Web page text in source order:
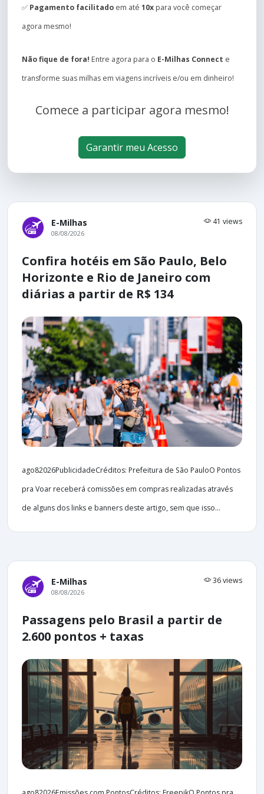
✅ Pagamento facilitado em até 10x para você começar
agora mesmo!
Não fique de fora! Entre agora para o E-Milhas Connect e
transforme suas milhas em viagens incríveis e/ou em dinheiro!
Comece a participar agora mesmo!
Garantir meu Acesso
E-Milhas 41 views
08/08/2026
Confira hotéis em São Paulo, Belo
Horizonte e Rio de Janeiro com
diárias a partir de R$ 134
ago82026PublicidadeCréditos: Prefeitura de São PauloO Pontos
pra Voar receberá comissões em compras realizadas através
de alguns dos links e banners deste artigo, sem que isso...
E-Milhas 36 views
08/08/2026
Passagens pelo Brasil a partir de
2.600 pontos + taxas